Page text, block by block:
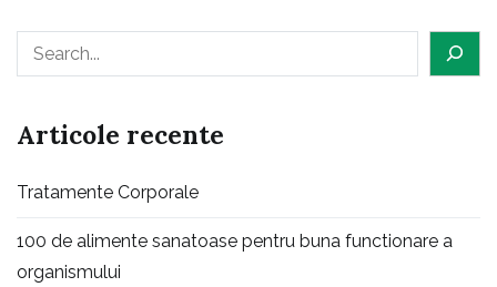
Caută
Articole recente
Tratamente Corporale
100 de alimente sanatoase pentru buna functionare a
organismului